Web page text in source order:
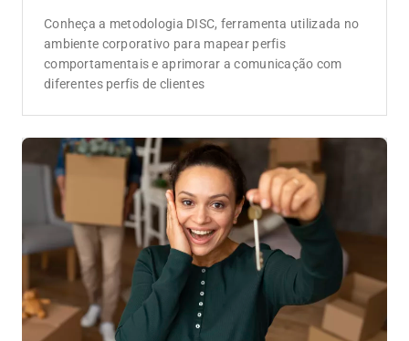
Conheça a metodologia DISC, ferramenta utilizada no
ambiente corporativo para mapear perfis
comportamentais e aprimorar a comunicação com
diferentes perfis de clientes